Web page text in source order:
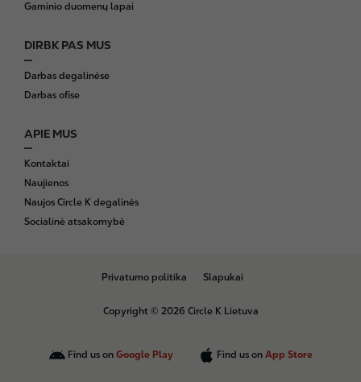
Gaminio duomenų lapai
DIRBK PAS MUS
Darbas degalinėse
Darbas ofise
APIE MUS
Kontaktai
Naujienos
Naujos Circle K degalinės
Socialinė atsakomybė
B
t
Privatumo politika Slapukai
Copyright © 2026 Circle K Lietuva
Find us on Google Play Find us on App Store